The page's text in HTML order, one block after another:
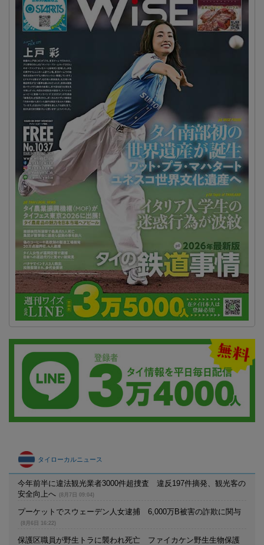
タイローカルニュース
今年前半に違法観光業者3000件超捜査 違反197件摘発、観光客の
安全向上へ
(8月7日 09:04)
プーケットでスウェーデン人女逮捕 6,000万B被害の詐欺に関与
(8月6日 16:22)
保護区職員が野生トラに襲われ死亡 ファイカケン野生生物保護